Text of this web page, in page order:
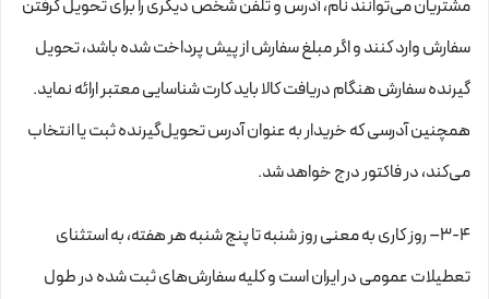
مشتریان می‌توانند نام، آدرس و تلفن شخص دیگری را برای تحویل گرفتن
سفارش وارد کنند و اگر مبلغ سفارش از پیش پرداخت شده باشد، تحویل
گیرنده سفارش هنگام دریافت کالا باید کارت شناسایی معتبر ارائه نماید.
همچنین آدرسی که خریدار به عنوان آدرس تحویل‌گیرنده ثبت یا انتخاب
می‌کند، در فاکتور درج خواهد شد.
3-۴– روز کاری به معنی روز شنبه تا پنج شنبه هر هفته، به استثنای
تعطیلات عمومی در ایران است و کلیه سفارش‏‌های ثبت شده در طول